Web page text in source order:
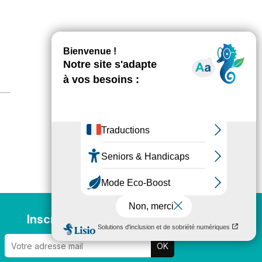
Inscription newsletter